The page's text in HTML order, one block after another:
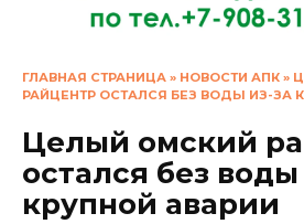
ГЛАВНАЯ СТРАНИЦА » НОВОСТИ АПК »
РАЙЦЕНТР ОСТАЛСЯ БЕЗ ВОДЫ ИЗ-ЗА
Целый омский
остался без воды
крупной аварии